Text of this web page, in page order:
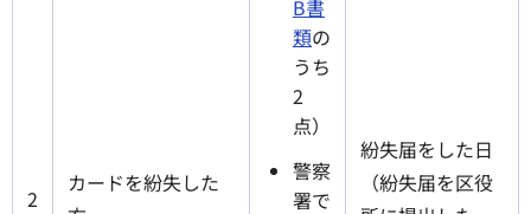
2
カードを紛失した
B書
類の
うち
2
点）
警察
署で
紛失届をした日
（紛失届を区役